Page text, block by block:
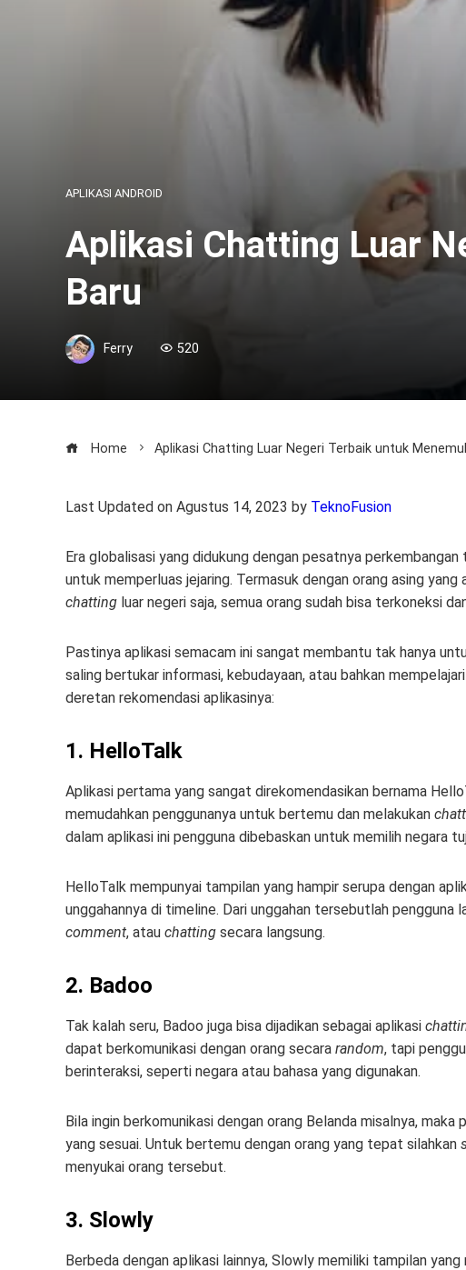
APLIKASI ANDROID
Aplikasi Chatting Luar
Baru
Ferry 520
Home Aplikasi Chatting Luar Negeri Terbaik untuk
Last Updated on Agustus 14, 2023 by TeknoFusion
Era globalisasi yang didukung dengan pesatnya
untuk memperluas jejaring. Termasuk dengan orang asing yang
chatting luar negeri saja, semua orang sudah bisa terkoneksi
Pastinya aplikasi semacam ini sangat membantu tak hanya
saling bertukar informasi, kebudayaan, atau bahkan
deretan rekomendasi aplikasinya:
1. HelloTalk
Aplikasi pertama yang sangat direkomendasikan bernama
memudahkan penggunanya untuk bertemu dan melakukan
dalam aplikasi ini pengguna dibebaskan untuk memilih negara
HelloTalk mempunyai tampilan yang hampir serupa dengan
unggahannya di timeline. Dari unggahan tersebutlah pengguna
comment, atau chatting secara langsung.
2. Badoo
Tak kalah seru, Badoo juga bisa dijadikan sebagai aplikasi
dapat berkomunikasi dengan orang secara random, tapi
berinteraksi, seperti negara atau bahasa yang digunakan.
Bila ingin berkomunikasi dengan orang Belanda misalnya,
yang sesuai. Untuk bertemu dengan orang yang tepat silahkan
menyukai orang tersebut.
3. Slowly
Berbeda dengan aplikasi lainnya, Slowly memiliki tampilan